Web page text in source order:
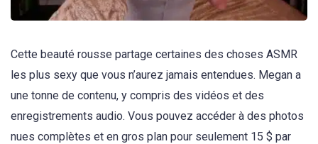
Cette beauté rousse partage certaines des choses ASMR
les plus sexy que vous n’aurez jamais entendues. Megan a
une tonne de contenu, y compris des vidéos et des
enregistrements audio. Vous pouvez accéder à des photos
nues complètes et en gros plan pour seulement 15 $ par